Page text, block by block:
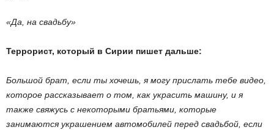
«Да, на свадьбу»
Террорист, который в Сирии пишет дальше:
Большой брат, если ты хочешь, я могу прислать тебе видео,
которое рассказывает о том, как украсить машину, и я
также свяжусь с некоторыми братьями, которые
занимаются украшением автомобилей перед свадьбой, если